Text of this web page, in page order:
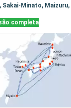
completa